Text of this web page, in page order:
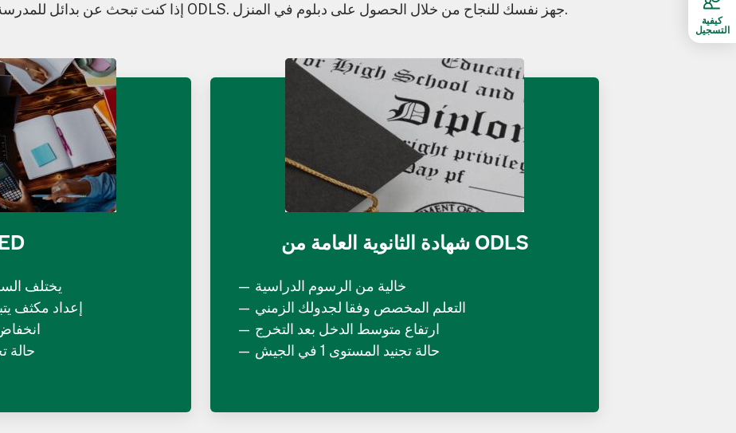
إذا كنت تبحث عن بدائل للمدرسة الثانوية ، فيمكن أن يساعدك ODLS. جهز نفسك للنجاح من خلال الحصول على دبلوم في المنزل.
يختلف
إعداد مكثف
حالة
شهادة الثانوية العامة من ODLS
خالية من الرسوم الدراسية
التعلم المخصص وفقا لجدولك الزمني
ارتفاع متوسط الدخل بعد التخرج
حالة تجنيد المستوى 1 في الجيش
كيفية
التسجيل